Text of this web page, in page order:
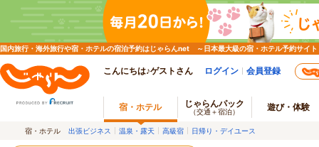
国内旅行・海外旅行や宿・ホテルの宿泊予約はじゃらんnet ～日本最大級の宿・ホテル予約サイト
こんにちは♪ゲストさん ログイン 会員登録
宿・ホテル じゃらんパック
（交通＋宿泊） 遊び・体験
宿・ホテル 出張ビジネス 温泉・露天 高級宿 日帰り・デイユース